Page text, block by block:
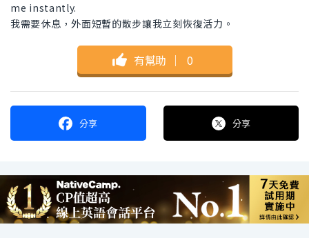
me instantly.
我需要休息，外面短暫的散步讓我立刻恢復活力。
有幫助 ｜ 0
分享 分享